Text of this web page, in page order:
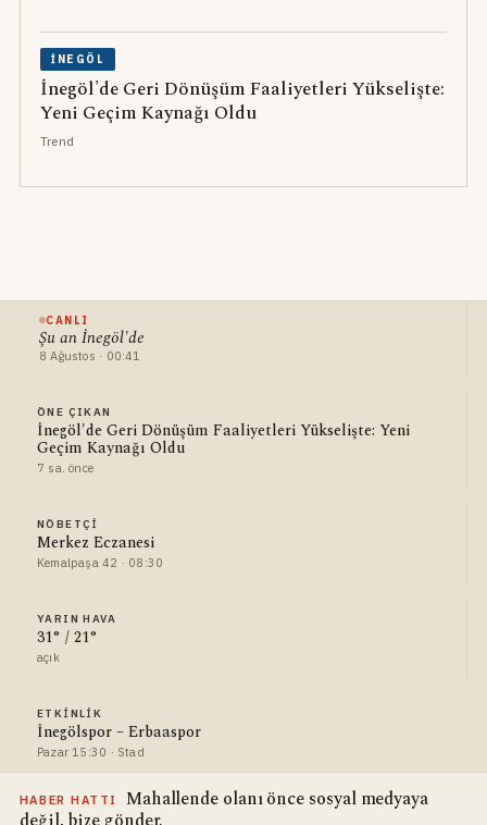
İNEGÖL
İnegöl'de Geri Dönüşüm Faaliyetleri Yükselişte:
Yeni Geçim Kaynağı Oldu
Trend
CANLI
Şu an İnegöl'de
8 Ağustos · 00:41
ÖNE ÇIKAN
İnegöl'de Geri Dönüşüm Faaliyetleri Yükselişte: Yeni
Geçim Kaynağı Oldu
7 sa. önce
NÖBETÇI
Merkez Eczanesi
Kemalpaşa 42 · 08:30
YARIN HAVA
31° / 21°
açık
ETKINLIK
İnegölspor – Erbaaspor
Pazar 15:30 · Stad
HABER HATTI
Mahallende olanı önce sosyal medyaya